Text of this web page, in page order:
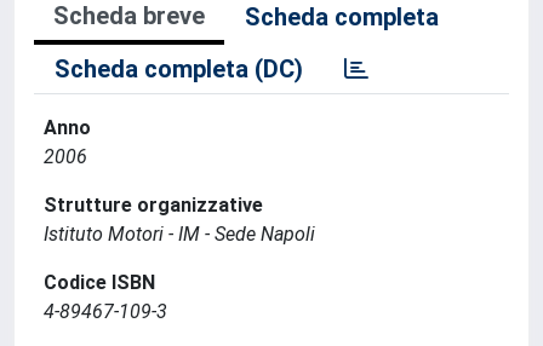
Scheda breve
Scheda completa
Scheda completa (DC)
Anno
2006
Strutture organizzative
Istituto Motori - IM - Sede Napoli
Codice ISBN
4-89467-109-3